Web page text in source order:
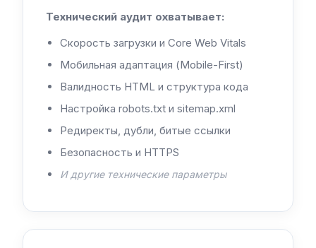
Технический аудит охватывает:
Скорость загрузки и Core Web Vitals
Мобильная адаптация (Mobile-First)
Валидность HTML и структура кода
Настройка robots.txt и sitemap.xml
Редиректы, дубли, битые ссылки
Безопасность и HTTPS
И другие технические параметры